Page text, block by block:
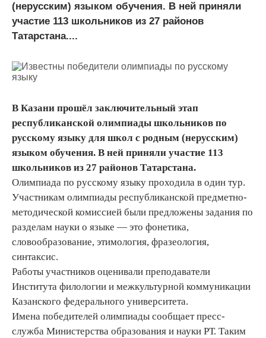
(нерусским) языком обучения. В ней приняли
участие 113 школьников из 27 районов
Татарстана....
В Казани прошёл заключительный этап
республиканской олимпиады школьников по
русскому языку для школ с родным (нерусским)
языком обучения. В ней приняли участие 113
школьников из 27 районов Татарстана.
Олимпиада по русскому языку проходила в один тур.
Участникам олимпиады республиканской предметно-
методической комиссией были предложены задания по
разделам науки о языке — это фонетика,
словообразование, этимология, фразеология,
синтаксис.
Работы участников оценивали преподаватели
Института филологии и межкультурной коммуникации
Казанского федерального университета.
Имена победителей олимпиады сообщает пресс-
служба Министерства образования и науки РТ. Таким